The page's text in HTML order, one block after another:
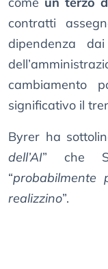
contratti
dipendenza
cambiamento
significativo il
Byrer ha
dell’AI” che
“probabilmente
realizzino”.